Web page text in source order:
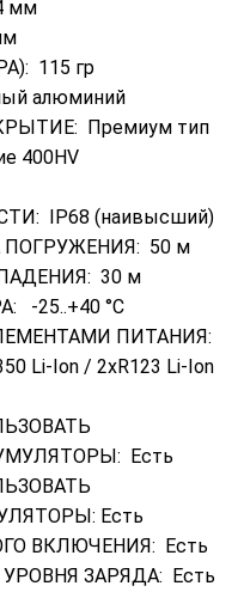
мм
115 гр
алюминий
Премиум тип
400HV
IP68 (наивысший)
ПОГРУЖЕНИЯ: 50 м
30 м
-25..+40 °C
ПИТАНИЯ:
Li-Ion / 2xR123 Li-Ion
Есть
Есть
ВКЛЮЧЕНИЯ: Есть
ЗАРЯДА: Есть